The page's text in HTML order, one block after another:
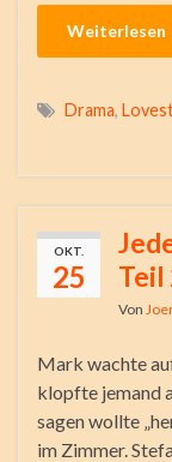
Weiterlesen
Drama,
OKT.
25
Teil
Von
Mark wachte
klopfte jemand
sagen wollte
im Zimmer.